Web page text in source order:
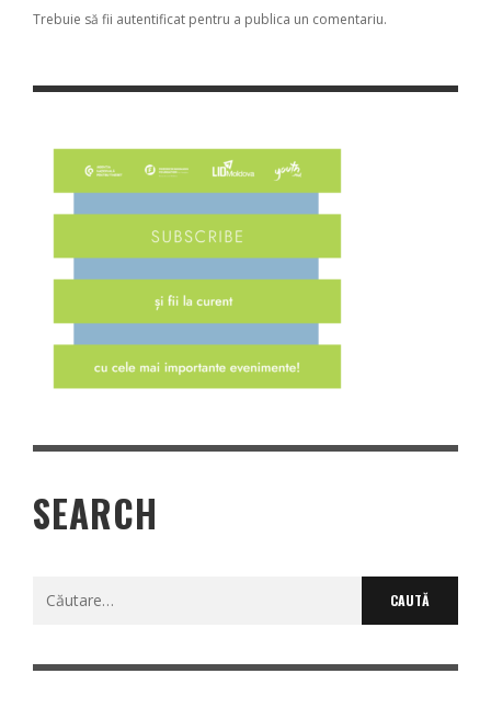
Trebuie să fii autentificat pentru a publica un comentariu.
SEARCH